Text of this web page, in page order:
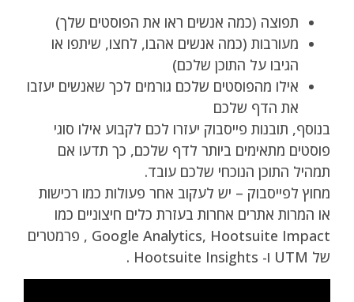
תפוצה (כמה אנשים ראו את הפוסטים שלך)
מעורבות (כמה אנשים אהבו, לחצו, שיתפו או
הגיבו על התוכן שלכם)
אילו מהפוסטים שלכם גורמים לכך שאנשים יעזבו
את הדף שלכם
בנוסף, תובנות פייסבוק יעזרו לכם לקבוע אילו סוגי
פוסטים מתאימים ביותר לדף שלכם, כך תדעו אם
תמהיל התוכן הנוכחי שלכם עובד.
מחוץ לפייסבוק – יש לעקוב אחר פעולות כמו רכישות
או המרות אתרים אחרות בעזרת כלים חיצוניים כמו
Google Analytics, Hootsuite Impact , פרמטרים
של UTM ו- Hootsuite Insights .